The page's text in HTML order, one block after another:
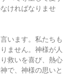
ければなりませ
います。私たちも
ません。神様が人
救いを喜び、熱心
で、神様の思いと